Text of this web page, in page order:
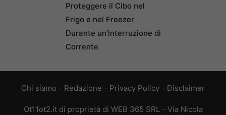
Proteggere il Cibo nel
Frigo e nel Freezer
Durante un’interruzione di
Corrente
Chi siamo - Redazione - Privacy Policy - Disclaimer
Ot11ot2.it di proprietà di WEB 365 SRL - Via Nicola